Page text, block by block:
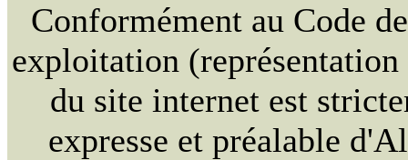
Conformément au Code
exploitation
du site internet est
expresse et préalable